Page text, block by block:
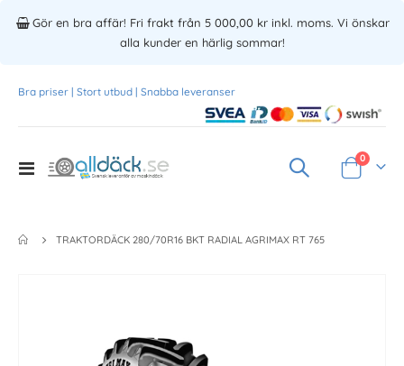
Gör en bra affär! Fri frakt från 5 000,00 kr inkl. moms. Vi önskar
alla kunder en härlig sommar!
Bra priser | Stort utbud | Snabba leveranser
Toggle
Varukorg
0
TRAKTORDÄCK 280/70R16 BKT RADIAL AGRIMAX RT 765